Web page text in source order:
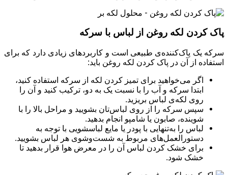
پاک کردن لکه روغن از لباس با سرکه
سرکه یک پاک‌کننده‌ی طبیعی است و کاربردهای زیادی دارد که برای
استفاده از آن در پاک کردن لکه روغن باید:
اگر می‌خواهید برای تمیز کردن لکه از سرکه استفاده کنید،
ابتدا سرکه و آب را با نسبت یک به دو، ترکیب کنید و آن را
روی لکه‌ی لباس بریزید.
سپس سرکه را از روی لباس‌تان بشویید و مراحل بالا را با
شوینده، صابون یا شامپو انجام بدهید.
لباس را به‌تنهایی با پودر یا مایع لباسشویی با توجه به
دستورالعمل‌های مربوط به شست‌وشوی هر لباس بشویید.
برای خشک کردن لباس آن را در معرض هوا قرار بدهید تا
خشک شود.